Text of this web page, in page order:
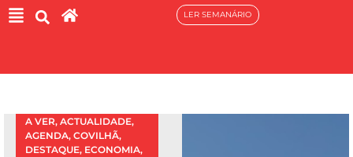
LER SEMANÁRIO
A VER, ACTUALIDADE,
AGENDA, COVILHÃ,
DESTAQUE, ECONOMIA,